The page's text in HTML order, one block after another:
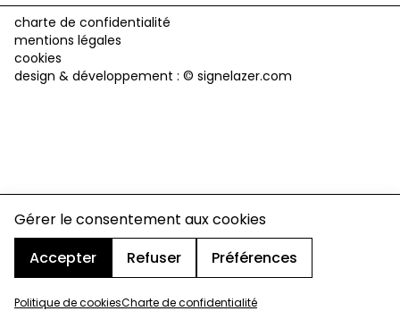
Gérer le consentement aux cookies
Accepter
Refuser Préférences
Politique de cookiesCharte de confidentialité
charte de confidentialité
mentions légales
cookies
design & développement : © signelazer.com